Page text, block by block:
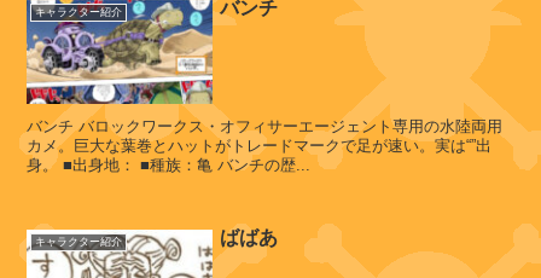
)
ィ
ン
ー
ク
キャラクター紹介 バンチ
バンチ バロックワークス・オフィサーエージェント専用の水陸両用
カメ。巨大な葉巻とハットがトレードマークで足が速い。実は“”出
身。 ■出身地： ■種族：亀 バンチの歴...
キャラクター紹介 ばばあ